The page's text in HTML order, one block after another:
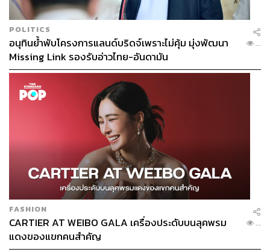
POLITICS
อนุทินย้ำพับโครงการแลนด์บริดจ์เพราะไม่คุ้ม มุ่งพัฒนา
Missing Link รองรับอ่าวไทย-อันดามัน
...
FASHION
CARTIER AT WEIBO GALA เครื่องประดับบนลุคพรม
แดงของแขกคนสำคัญ
...